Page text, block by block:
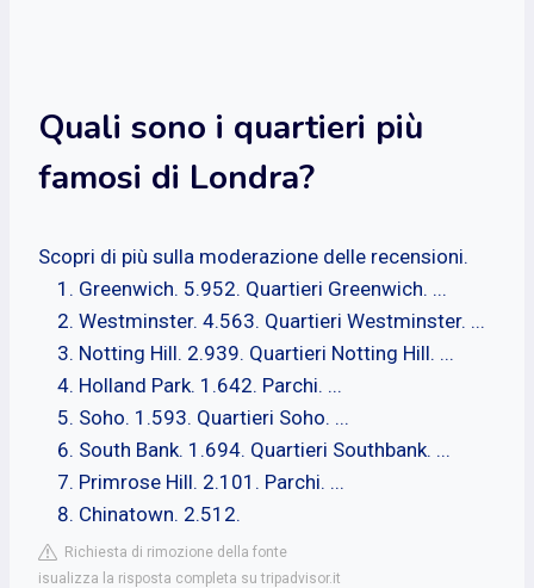
Quali sono i quartieri più
famosi di Londra?
Scopri di più sulla moderazione delle recensioni.
Greenwich. 5.952. Quartieri Greenwich. ...
Westminster. 4.563. Quartieri Westminster. ...
Notting Hill. 2.939. Quartieri Notting Hill. ...
Holland Park. 1.642. Parchi. ...
Soho. 1.593. Quartieri Soho. ...
South Bank. 1.694. Quartieri Southbank. ...
Primrose Hill. 2.101. Parchi. ...
Chinatown. 2.512.
Richiesta di rimozione della fonte
isualizza la risposta completa su tripadvisor.it